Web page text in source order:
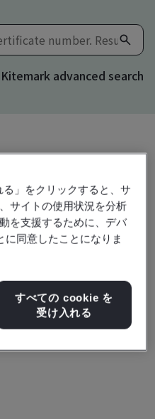
Kitemark advanced search
る」をクリックすると、サ
サイトの使用状況を分析
を支援するために、デバ
に同意したことになりま
すべての cookie を
受け入れる